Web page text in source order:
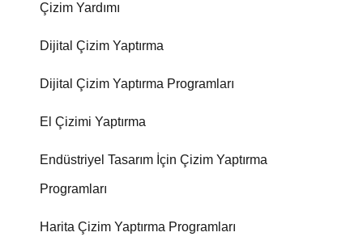
Çizim Yardımı
Dijital Çizim Yaptırma
Dijital Çizim Yaptırma Programları
El Çizimi Yaptırma
Endüstriyel Tasarım İçin Çizim Yaptırma
Programları
Harita Çizim Yaptırma Programları